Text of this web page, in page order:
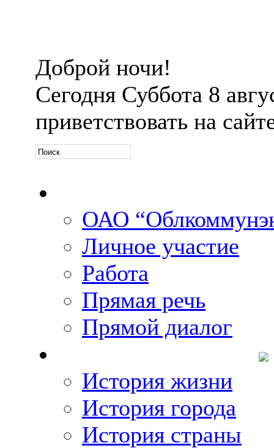
Доброй ночи!
Сегодня Суббота 8
приветствовать на
ОАО
Личное участие
Работа
Прямая речь
Прямой диалог
История жизни
История города
История страны